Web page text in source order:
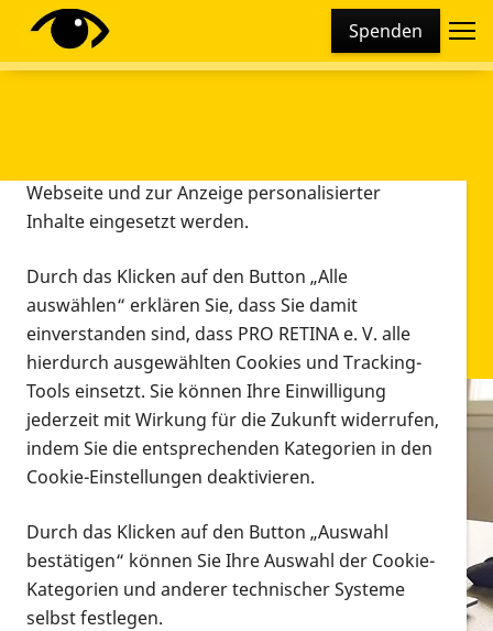
Spenden
Infomaterial
Infomaterial
Vorlesen
Alle Infomaterialien in verschiedenen
Formaten an einem Ort
Diese Webseite setzt verschiedene Cookies und
Tracking-Tools ein. Dies beinhaltet Cookies und
Webseite und zur Anzeige personalisierter
Inhalte eingesetzt werden.
Durch das Klicken auf den Button „Alle
auswählen“ erklären Sie, dass Sie damit
einverstanden sind, dass PRO RETINA e. V. alle
hierdurch ausgewählten Cookies und Tracking-
Tools einsetzt. Sie können Ihre Einwilligung
jederzeit mit Wirkung für die Zukunft widerrufen,
indem Sie die entsprechenden Kategorien in den
Cookie-Einstellungen deaktivieren.
Durch das Klicken auf den Button „Auswahl
bestätigen“ können Sie Ihre Auswahl der Cookie-
Kategorien und anderer technischer Systeme
selbst festlegen.